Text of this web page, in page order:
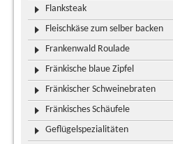
Flanksteak
Fleischkäse zum selber backen
Frankenwald Roulade
Fränkische blaue Zipfel
Fränkischer Schweinebraten
Fränkisches Schäufele
Geflügelspezialitäten